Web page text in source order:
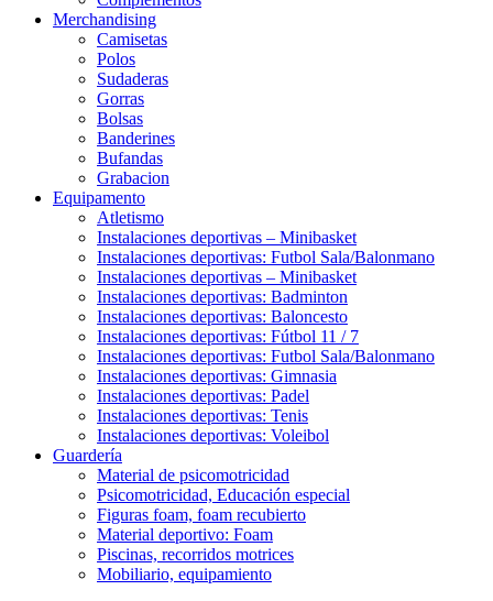
Merchandising
Camisetas
Polos
Sudaderas
Gorras
Bolsas
Banderines
Bufandas
Grabacion
Equipamento
Atletismo
Instalaciones deportivas – Minibasket
Instalaciones deportivas: Futbol Sala/Balonmano
Instalaciones deportivas – Minibasket
Instalaciones deportivas: Badminton
Instalaciones deportivas: Baloncesto
Instalaciones deportivas: Fútbol 11 / 7
Instalaciones deportivas: Futbol Sala/Balonmano
Instalaciones deportivas: Gimnasia
Instalaciones deportivas: Padel
Instalaciones deportivas: Tenis
Instalaciones deportivas: Voleibol
Guardería
Material de psicomotricidad
Psicomotricidad, Educación especial
Figuras foam, foam recubierto
Material deportivo: Foam
Piscinas, recorridos motrices
Mobiliario, equipamiento